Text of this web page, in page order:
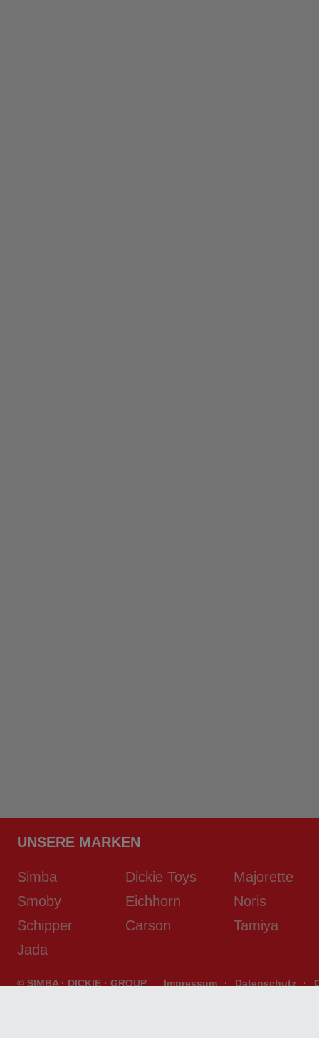
UNSERE MARKEN
Simba Dickie Toys
Majorette
Smoby
Eichhorn
Noris
Schipper
Carson
Tamiya
Jada
© SIMBA · DICKIE · GROUP Impressum · Datenschutz ·